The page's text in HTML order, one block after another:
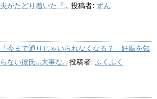
夫がたどり着いた『... 投稿者: ずん
「今まで通りじゃいられなくなる？」妊娠を知
らない彼氏…大事な... 投稿者: ふくふく